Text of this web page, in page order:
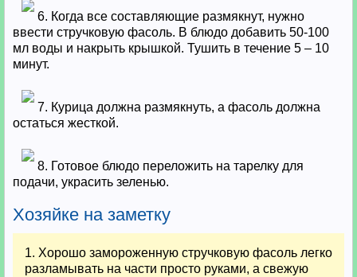
6. Когда все составляющие размякнут, нужно
ввести стручковую фасоль. В блюдо добавить 50-100
мл воды и накрыть крышкой. Тушить в течение 5 – 10
минут.
7. Курица должна размякнуть, а фасоль должна
остаться жесткой.
8. Готовое блюдо переложить на тарелку для
подачи, украсить зеленью.
Хозяйке на заметку
1. Хорошо замороженную стручковую фасоль легко
разламывать на части просто руками, а свежую